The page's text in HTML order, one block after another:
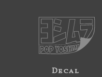
Decal